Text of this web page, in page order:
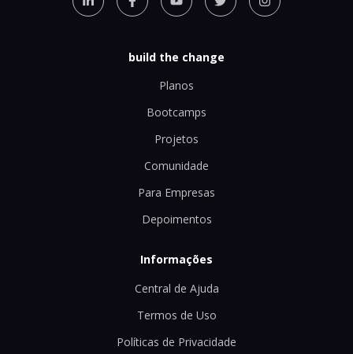
build the change
Planos
Bootcamps
Projetos
Comunidade
Para Empresas
Depoimentos
Informações
Central de Ajuda
Termos de Uso
Políticas de Privacidade